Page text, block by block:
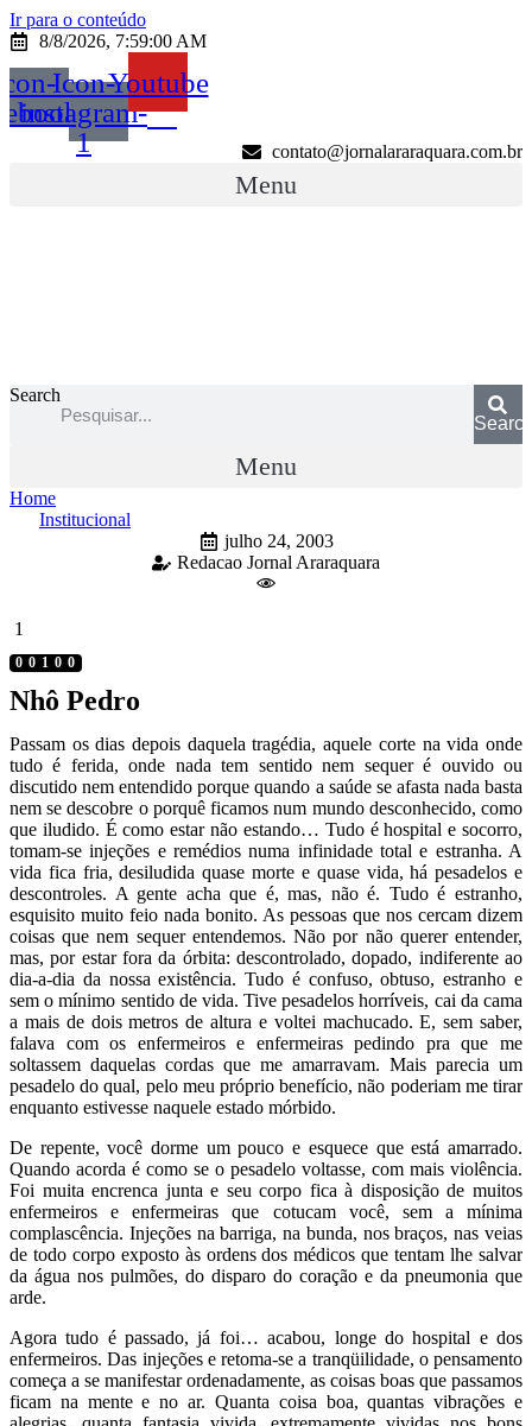
Ir para o conteúdo
8/8/2026, 7:59:00 AM
Icon-
instagram-
1
Youtube
contato@jornalararaquara.com.br
Menu
Search
Menu
Home
Institucional
julho 24, 2003
Redacao Jornal Araraquara
1
00100
Nhô Pedro
Passam os dias depois daquela tragédia, aquele corte na vida onde
tudo é ferida, onde nada tem sentido nem sequer é ouvido ou
discutido nem entendido porque quando a saúde se afasta nada basta
nem se descobre o porquê ficamos num mundo desconhecido, como
que iludido. É como estar não estando… Tudo é hospital e socorro,
tomam-se injeções e remédios numa infinidade total e estranha. A
vida fica fria, desiludida quase morte e quase vida, há pesadelos e
descontroles. A gente acha que é, mas, não é. Tudo é estranho,
esquisito muito feio nada bonito. As pessoas que nos cercam dizem
coisas que nem sequer entendemos. Não por não querer entender,
mas, por estar fora da órbita: descontrolado, dopado, indiferente ao
dia-a-dia da nossa existência. Tudo é confuso, obtuso, estranho e
sem o mínimo sentido de vida. Tive pesadelos horríveis, cai da cama
a mais de dois metros de altura e voltei machucado. E, sem saber,
falava com os enfermeiros e enfermeiras pedindo pra que me
soltassem daquelas cordas que me amarravam. Mais parecia um
pesadelo do qual, pelo meu próprio benefício, não poderiam me tirar
enquanto estivesse naquele estado mórbido.
De repente, você dorme um pouco e esquece que está amarrado.
Quando acorda é como se o pesadelo voltasse, com mais violência.
Foi muita encrenca junta e seu corpo fica à disposição de muitos
enfermeiros e enfermeiras que cotucam você, sem a mínima
complascência. Injeções na barriga, na bunda, nos braços, nas veias
de todo corpo exposto às ordens dos médicos que tentam lhe salvar
da água nos pulmões, do disparo do coração e da pneumonia que
arde.
Agora tudo é passado, já foi… acabou, longe do hospital e dos
enfermeiros. Das injeções e retoma-se a tranqüilidade, o pensamento
começa a se manifestar ordenadamente, as coisas boas que passamos
ficam na mente e no ar. Quanta coisa boa, quantas vibrações e